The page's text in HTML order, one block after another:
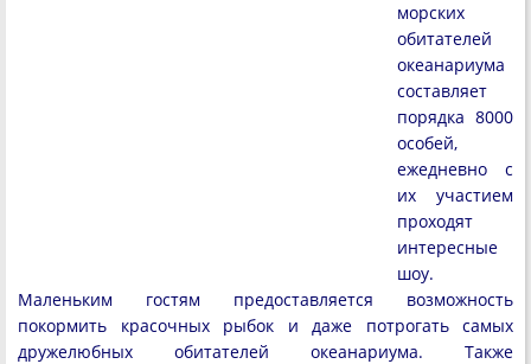
морских
обитателей
океанариума
составляет
порядка 8000
особей,
ежедневно с
их участием
проходят
интересные
шоу.
Маленьким гостям предоставляется возможность
покормить красочных рыбок и даже потрогать самых
дружелюбных обитателей океанариума. Также